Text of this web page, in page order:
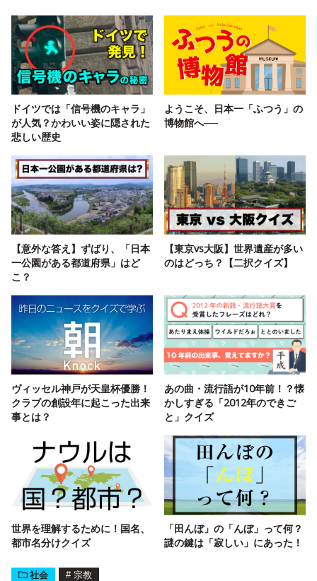
ドイツでは「信号機のキャラ」
が人気？かわいい姿に隠された
悲しい歴史
ようこそ、日本一「ふつう」の
博物館へ──
【意外な答え】ずばり、「日本
一公園がある都道府県」はど
こ？
【東京vs大阪】世界遺産が多い
のはどっち？【二択クイズ】
ヴィッセル神戸が天皇杯優勝！
クラブの創設年に起こった出来
事とは？
あの曲・流行語が10年前！？懐
かしすぎる「2012年のできご
と」クイズ
世界を理解するために！国名、
都市名分けクイズ
「田んぼ」の「んぼ」って何？
謎の鍵は「寂しい」にあった！
社会 # 宗教